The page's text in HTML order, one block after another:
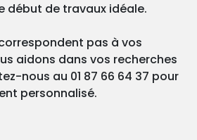
début de travaux idéale.
pas à vos
aidons dans vos recherches
nous au 01 87 66 64 37 pour
personnalisé.